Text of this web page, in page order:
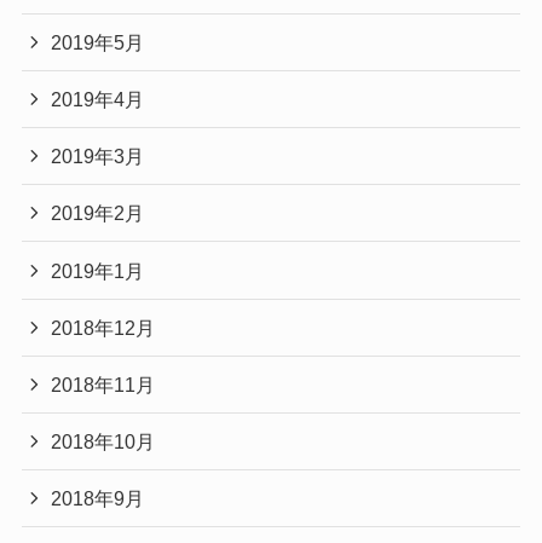
2019年5月
2019年4月
2019年3月
2019年2月
2019年1月
2018年12月
2018年11月
2018年10月
2018年9月